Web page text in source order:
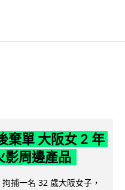
棄單 大阪女 2 年
影周邊產品
捕一名 32 歲大阪女子，